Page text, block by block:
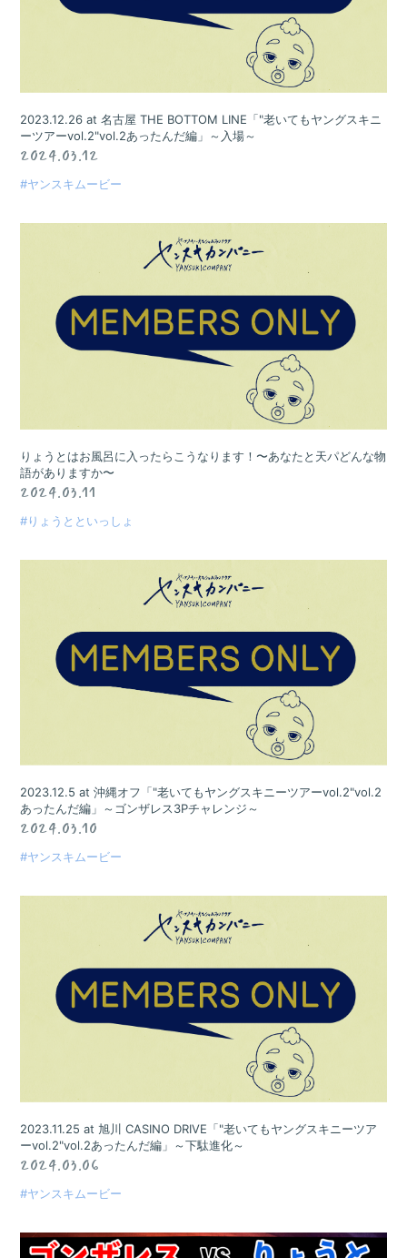
RADIO
ヤンスキ株式手帳
FC GOODS
2023.12.26 at 名古屋 THE BOTTOM LINE「"老いてもヤングスキニ
ーツアーvol.2"vol.2あったんだ編」～入場～
2024.03.12
#ヤンスキムービー
りょうとはお風呂に入ったらこうなります！〜あなたと天パどんな物
語がありますか〜
2024.03.11
#りょうとといっしょ
2023.12.5 at 沖縄オフ「"老いてもヤングスキニーツアーvol.2"vol.2
あったんだ編」～ゴンザレス3Pチャレンジ～
2024.03.10
#ヤンスキムービー
2023.11.25 at 旭川 CASINO DRIVE「"老いてもヤングスキニーツア
ーvol.2"vol.2あったんだ編」～下駄進化～
2024.03.06
#ヤンスキムービー